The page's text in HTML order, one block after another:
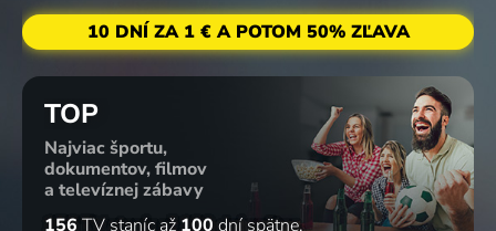
10 DNÍ ZA 1 € A POTOM 50% ZĽAVA
TOP
Najviac športu,
dokumentov, filmov
a televíznej zábavy
156 TV staníc až 100 dní spätne